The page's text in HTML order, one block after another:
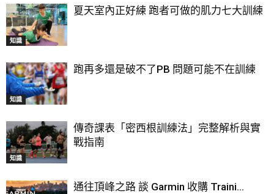
知識
夏天室內正好練 跑者可做的肌力七大訓練
知識
跑再多還是破不了PB 問題可能不在訓練
知識
傳奇課表「密西根訓練法」完整解析與實
戰指南
通往頂峰之路 談 Garmin 收購 Traini...